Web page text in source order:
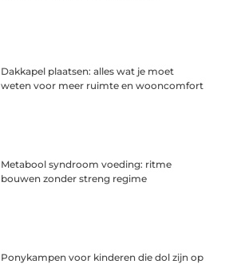
Dakkapel plaatsen: alles wat je moet
weten voor meer ruimte en wooncomfort
Metabool syndroom voeding: ritme
bouwen zonder streng regime
Ponykampen voor kinderen die dol zijn op